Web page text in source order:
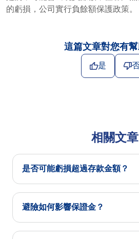
的虧損，公司實行負餘額保護政策。
這篇文章對您有
是
相關文章
是否可能虧損超過存款金額？
避險如何影響保證金？